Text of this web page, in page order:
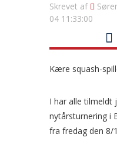
Skrevet af
04 11:33:00
Kære squash-
I har alle tilmeldt
nytårsturnering i
fra fredag den 8/